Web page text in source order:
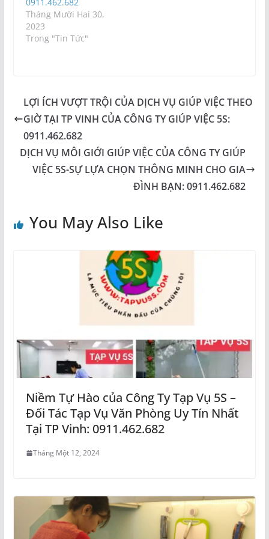
0911.462.682
Tháng Mười Hai 30,
2023
Trong "Tin Tức"
LỢI ÍCH VƯỢT TRỘI CỦA DỊCH VỤ GIÚP VIỆC THEO
GIỜ TẠI TP VINH CỦA CÔNG TY GIÚP VIỆC 5S:
0911.462.682
DỊCH VỤ MÔI GIỚI GIÚP VIỆC CỦA CÔNG TY GIÚP
VIỆC 5S-SỰ LỰA CHỌN THÔNG MINH CHO GIA
ĐÌNH BẠN: 0911.462.682
You May Also Like
Niềm Tự Hào của Công Ty Tạp Vụ 5S –
Đối Tác Tạp Vụ Văn Phòng Uy Tín Nhất
Tại TP Vinh: 0911.462.682
Tháng Một 12, 2024